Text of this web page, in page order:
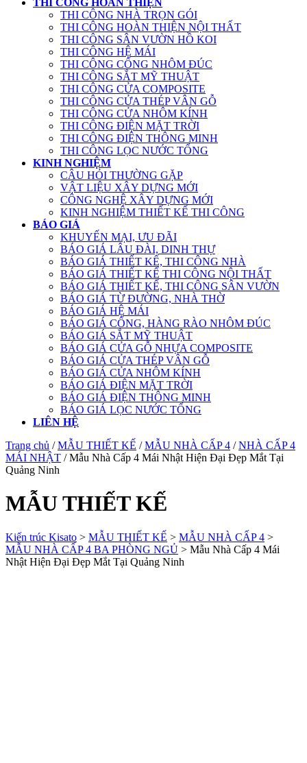
THI CÔNG HOÀN THIỆN
THI CÔNG NHÀ TRỌN GÓI
THI CÔNG HOÀN THIỆN NỘI THẤT
THI CÔNG SÂN VƯỜN HỒ KOI
THI CÔNG HỆ MÁI
THI CÔNG CỔNG NHÔM ĐÚC
THI CÔNG SẮT MỸ THUẬT
THI CÔNG CỬA COMPOSITE
THI CÔNG CỬA THÉP VÂN GỖ
THI CÔNG CỬA NHÔM KÍNH
THI CÔNG ĐIỆN MẶT TRỜI
THI CÔNG ĐIỆN THÔNG MINH
THI CÔNG LỌC NƯỚC TỔNG
KINH NGHIỆM
CÂU HỎI THƯỜNG GẶP
VẬT LIỆU XÂY DỰNG MỚI
CÔNG NGHỆ XÂY DỰNG MỚI
KINH NGHIỆM THIẾT KẾ THI CÔNG
BÁO GIÁ
KHUYẾN MẠI, ƯU ĐÃI
BÁO GIÁ LÂU ĐÀI, DINH THỰ
BÁO GIÁ THIẾT KẾ, THI CÔNG NHÀ
BÁO GIÁ THIẾT KẾ THI CÔNG NỘI THẤT
BÁO GIÁ THIẾT KẾ, THI CÔNG SÂN VƯỜN
BÁO GIÁ TỪ ĐƯỜNG, NHÀ THỜ
BÁO GIÁ HỆ MÁI
BÁO GIÁ CỔNG, HÀNG RÀO NHÔM ĐÚC
BÁO GIÁ SẮT MỸ THUẬT
BÁO GIÁ CỬA GỖ NHỰA COMPOSITE
BÁO GIÁ CỬA THÉP VÂN GỖ
BÁO GIÁ CỬA NHÔM KÍNH
BÁO GIÁ ĐIỆN MẶT TRỜI
BÁO GIÁ ĐIỆN THÔNG MINH
BÁO GIÁ LỌC NƯỚC TỔNG
LIÊN HỆ
Trang chủ /MẪU THIẾT KẾ /MẪU NHÀ CẤP 4 /NHÀ CẤP 4
MÁI NHẬT / Mẫu Nhà Cấp 4 Mái Nhật Hiện Đại Đẹp Mắt Tại
Quảng Ninh
MẪU THIẾT KẾ
Kiến trúc Kisato > MẪU THIẾT KẾ > MẪU NHÀ CẤP 4 >
MẪU NHÀ CẤP 4 BA PHÒNG NGỦ > Mẫu Nhà Cấp 4 Mái
Nhật Hiện Đại Đẹp Mắt Tại Quảng Ninh